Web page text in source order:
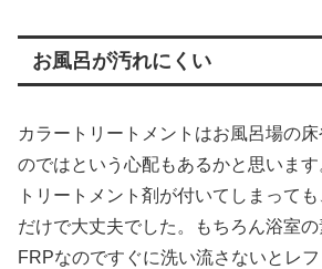
お風呂が汚れにくい
カラートリートメントはお風呂場の
のではという心配もあるかと思いま
トリートメント剤が付いてしまって
だけで大丈夫でした。もちろん浴室
FRPなのですぐに洗い流さないとレ